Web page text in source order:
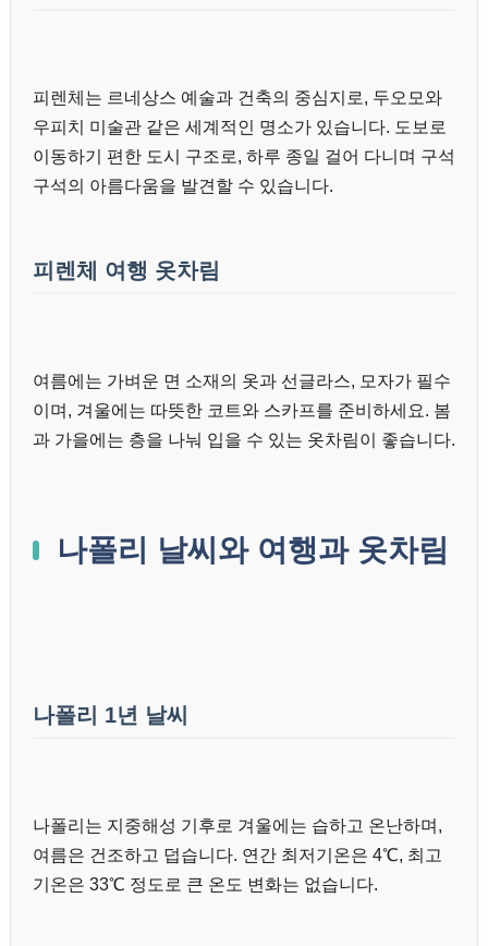
피렌체는 르네상스 예술과 건축의 중심지로, 두오모와
우피치 미술관 같은 세계적인 명소가 있습니다. 도보로
이동하기 편한 도시 구조로, 하루 종일 걸어 다니며 구석
구석의 아름다움을 발견할 수 있습니다.
피렌체 여행 옷차림
여름에는 가벼운 면 소재의 옷과 선글라스, 모자가 필수
이며, 겨울에는 따뜻한 코트와 스카프를 준비하세요. 봄
과 가을에는 층을 나눠 입을 수 있는 옷차림이 좋습니다.
나폴리 날씨와 여행과 옷차림
나폴리 1년 날씨
나폴리는 지중해성 기후로 겨울에는 습하고 온난하며,
여름은 건조하고 덥습니다. 연간 최저기온은 4℃, 최고
기온은 33℃ 정도로 큰 온도 변화는 없습니다.